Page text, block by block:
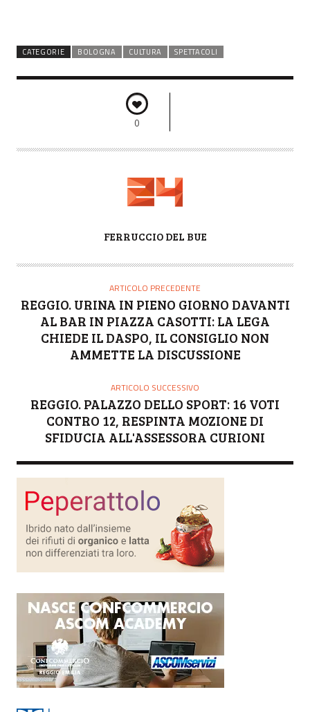
CATEGORIE BOLOGNA CULTURA SPETTACOLI
0
T
R
FERRUCCIO DEL BUE
ARTICOLO PRECEDENTE
REGGIO. URINA IN PIENO GIORNO DAVANTI
AL BAR IN PIAZZA CASOTTI: LA LEGA
CHIEDE IL DASPO, IL CONSIGLIO NON
AMMETTE LA DISCUSSIONE
ARTICOLO SUCCESSIVO
REGGIO. PALAZZO DELLO SPORT: 16 VOTI
CONTRO 12, RESPINTA MOZIONE DI
SFIDUCIA ALL'ASSESSORA CURIONI